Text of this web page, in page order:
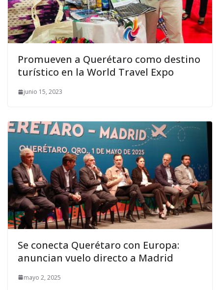
Promueven a Querétaro como destino
turístico en la World Travel Expo
junio 15, 2023
Se conecta Querétaro con Europa:
anuncian vuelo directo a Madrid
mayo 2, 2025